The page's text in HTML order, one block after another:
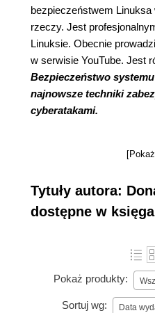
bezpieczeństwem
rzeczy. Jest
Linuksie. Obecnie
w serwisie YouTube. Jest
Bezpieczeństwo
najnowsze techniki
cyberatakami.
Tytuły autora:
dostępne w
Pokaż produkty:
Sortuj wg: Data